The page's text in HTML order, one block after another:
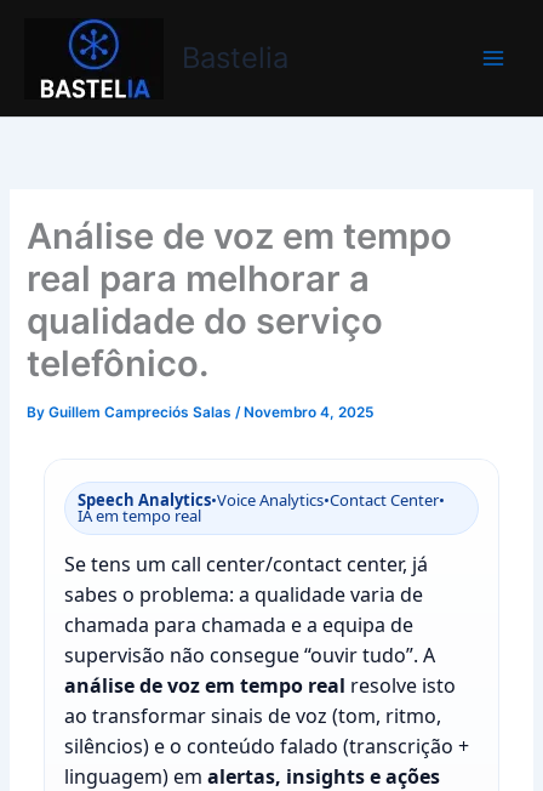
Bastelia
Bastelia
Análise de voz em tempo
real para melhorar a
qualidade do serviço
telefônico.
ByGuillem Campreciós Salas/ Novembro 4, 2025
Speech Analytics•Voice Analytics•Contact Center•
IA em tempo real
Se tens um call center/contact center, já
sabes o problema: a qualidade varia de
chamada para chamada e a equipa de
supervisão não consegue “ouvir tudo”. A
análise de voz em tempo real resolve isto
ao transformar sinais de voz (tom, ritmo,
silêncios) e o conteúdo falado (transcrição +
linguagem) emalertas, insights e ações